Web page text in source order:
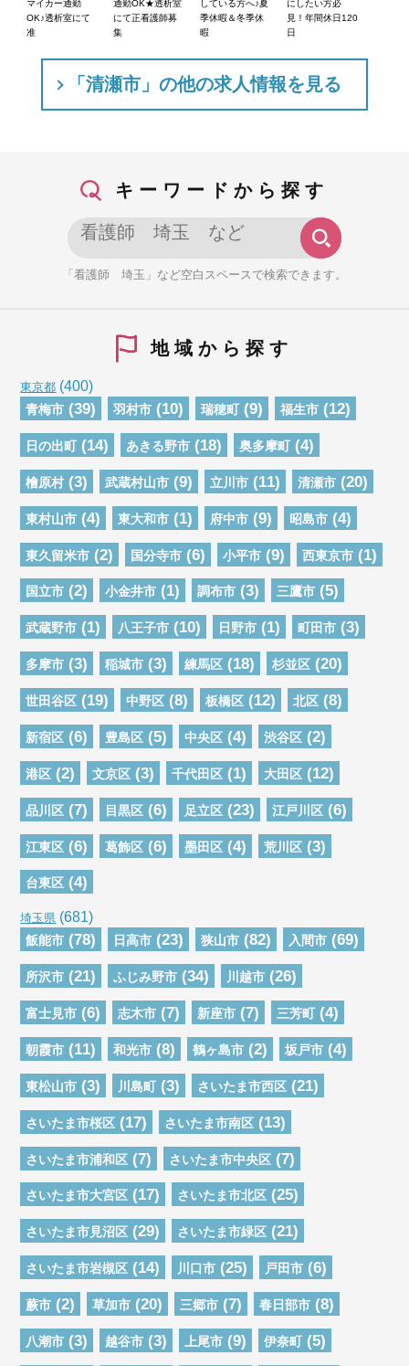
マイカー通勤
OK♪透析室にて
准
通勤OK★透析室
にて正看護師募
集
している方へ♪夏
季休暇＆冬季休
暇
にしたい方必
見！年間休日120
日
「清瀬市」の他の求人情報を見る
キーワードから探す
「看護師 埼玉」など空白スペースで検索できます。
地域から探す
東京都 (400)
青梅市 (39) 羽村市 (10) 瑞穂町 (9) 福生市 (12)
日の出町 (14) あきる野市 (18) 奥多摩町 (4)
檜原村 (3) 武蔵村山市 (9) 立川市 (11) 清瀬市 (20)
東村山市 (4) 東大和市 (1) 府中市 (9) 昭島市 (4)
東久留米市 (2) 国分寺市 (6) 小平市 (9) 西東京市 (1)
国立市 (2) 小金井市 (1) 調布市 (3) 三鷹市 (5)
武蔵野市 (1) 八王子市 (10) 日野市 (1) 町田市 (3)
多摩市 (3) 稲城市 (3) 練馬区 (18) 杉並区 (20)
世田谷区 (19) 中野区 (8) 板橋区 (12) 北区 (8)
新宿区 (6) 豊島区 (5) 中央区 (4) 渋谷区 (2)
港区 (2) 文京区 (3) 千代田区 (1) 大田区 (12)
品川区 (7) 目黒区 (6) 足立区 (23) 江戸川区 (6)
江東区 (6) 葛飾区 (6) 墨田区 (4) 荒川区 (3)
台東区 (4)
埼玉県 (681)
飯能市 (78) 日高市 (23) 狭山市 (82) 入間市 (69)
所沢市 (21) ふじみ野市 (34) 川越市 (26)
富士見市 (6) 志木市 (7) 新座市 (7) 三芳町 (4)
朝霞市 (11) 和光市 (8) 鶴ヶ島市 (2) 坂戸市 (4)
東松山市 (3) 川島町 (3) さいたま市西区 (21)
さいたま市桜区 (17) さいたま市南区 (13)
さいたま市浦和区 (7) さいたま市中央区 (7)
さいたま市大宮区 (17) さいたま市北区 (25)
さいたま市見沼区 (29) さいたま市緑区 (21)
さいたま市岩槻区 (14) 川口市 (25) 戸田市 (6)
蕨市 (2) 草加市 (20) 三郷市 (7) 春日部市 (8)
八潮市 (3) 越谷市 (3) 上尾市 (9) 伊奈町 (5)